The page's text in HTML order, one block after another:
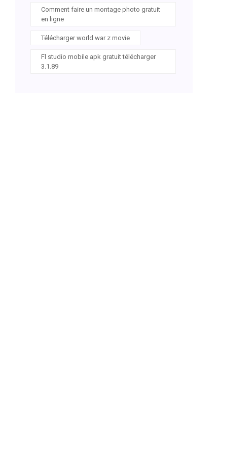
Comment faire un montage photo gratuit
en ligne
Télécharger world war z movie
Fl studio mobile apk gratuit télécharger
3.1.89